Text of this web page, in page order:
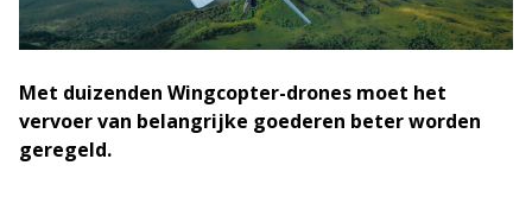
Met duizenden Wingcopter-drones moet het
vervoer van belangrijke goederen beter worden
geregeld.